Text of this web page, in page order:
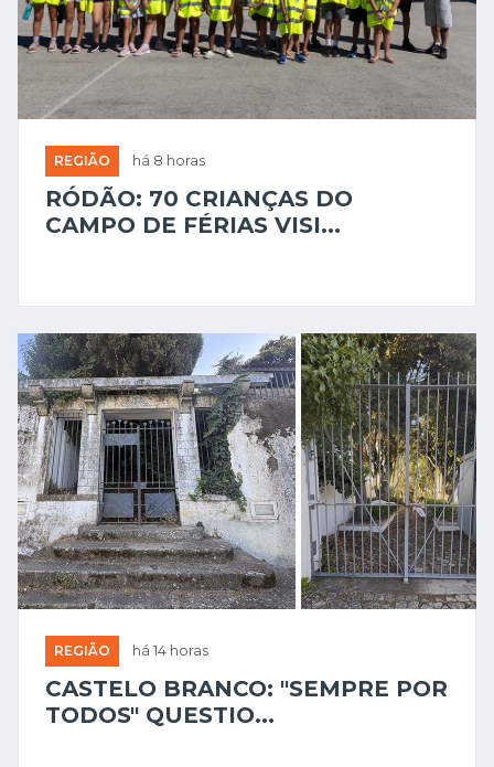
REGIÃO há 8 horas
RÓDÃO: 70 CRIANÇAS DO
CAMPO DE FÉRIAS VISI...
REGIÃO há 14 horas
CASTELO BRANCO: "SEMPRE POR
TODOS" QUESTIO...